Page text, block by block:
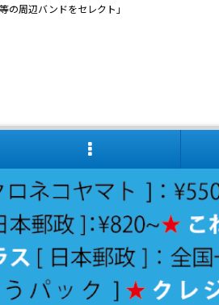
周辺バンドをセレクト」